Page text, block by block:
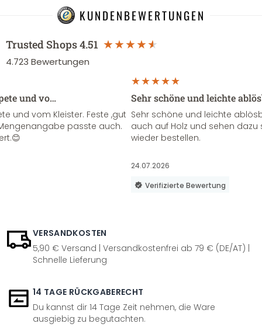
KUNDENBEWERTUNGEN
Trusted Shops4.51
4.723 Bewertungen
und vo…
und vom Kleister. Feste ,gut
passte auch.
Sehr schöne und leichte
Sehr schöne und leichte
auch auf Holz und sehen
wieder bestellen.
24.07.2026
Verifizierte Bewertung
VERSANDKOSTEN
5,90 € Versand | Versandkostenfrei ab 79 € (DE/AT) |
Schnelle Lieferung
14 TAGE RÜCKGABERECHT
Du kannst dir 14 Tage Zeit nehmen, die Ware
ausgiebig zu begutachten.